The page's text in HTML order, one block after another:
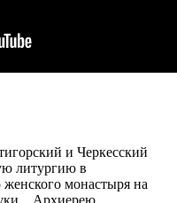
и Черкесский
литургию в
женского монастыря на